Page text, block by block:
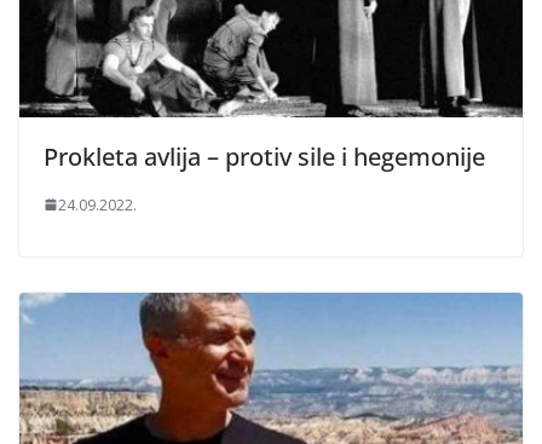
Prokleta avlija – protiv sile i hegemonije
24.09.2022.